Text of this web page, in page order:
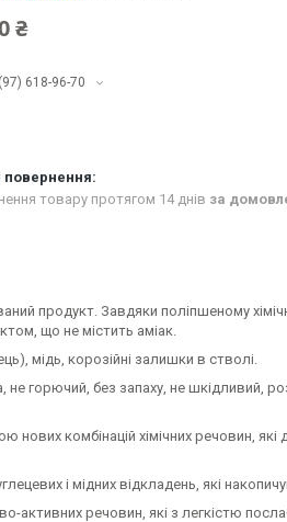
₴
618-96-70
товару протягом 14 днів за
продукт. Завдяки поліпшеному
що не містить аміак.
мідь, корозійні залишки в стволі.
не горючий, без запаху, не шкідливий,
комбінацій хімічних речовин, які
і мідних відкладень, які
активних речовин, які з легкістю